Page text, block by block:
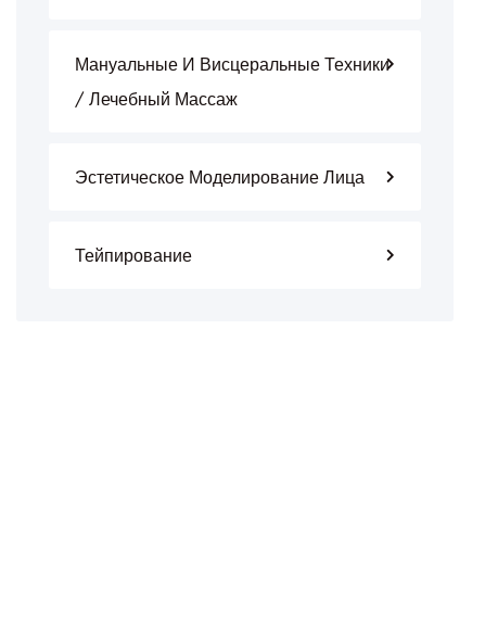
Мануальные И Висцеральные Техники
/ Лечебный Массаж
Эстетическое Моделирование Лица
Тейпирование